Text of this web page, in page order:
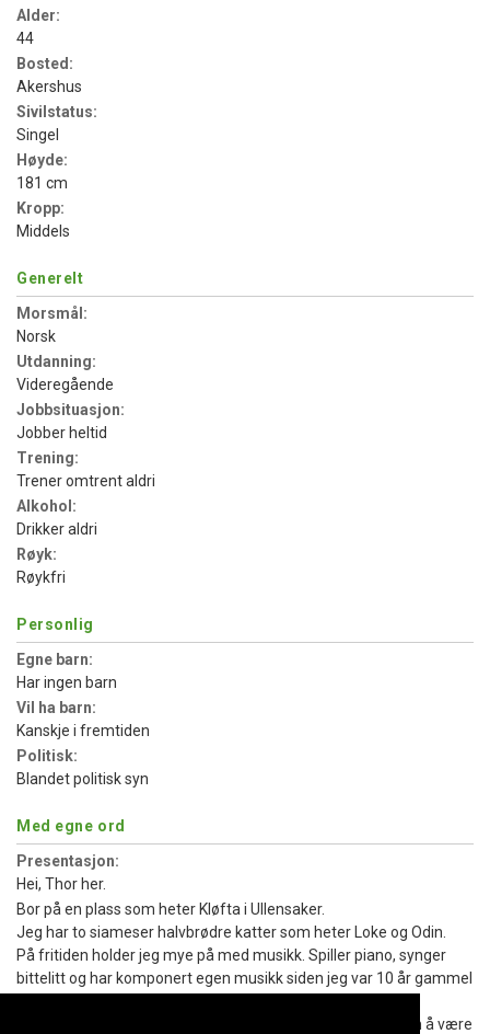
Alder:
44
Bosted:
Akershus
Sivilstatus:
Singel
Høyde:
181 cm
Kropp:
Middels
Generelt
Morsmål:
Norsk
Utdanning:
Videregående
Jobbsituasjon:
Jobber heltid
Trening:
Trener omtrent aldri
Alkohol:
Drikker aldri
Røyk:
Røykfri
Personlig
Egne barn:
Har ingen barn
Vil ha barn:
Kanskje i fremtiden
Politisk:
Blandet politisk syn
Med egne ord
Presentasjon:
Hei, Thor her.
Bor på en plass som heter Kløfta i Ullensaker.
Jeg har to siameser halvbrødre katter som heter Loke og Odin.
På fritiden holder jeg mye på med musikk. Spiller piano, synger
bittelitt og har komponert egen musikk siden jeg var 10 år gammel
Ellers er det vel ting og tang som folk flest liker å gjøre, som å være